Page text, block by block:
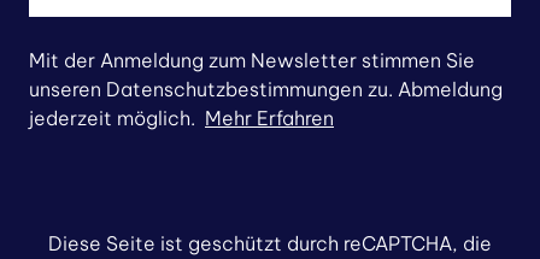
Mit der Anmeldung zum Newsletter stimmen Sie
unseren Datenschutzbestimmungen zu. Abmeldung
jederzeit möglich. Mehr Erfahren
Diese Seite ist geschützt durch reCAPTCHA, die